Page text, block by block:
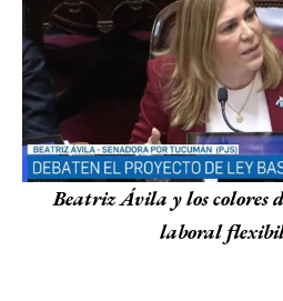
Beatriz Ávila y los colores
laboral